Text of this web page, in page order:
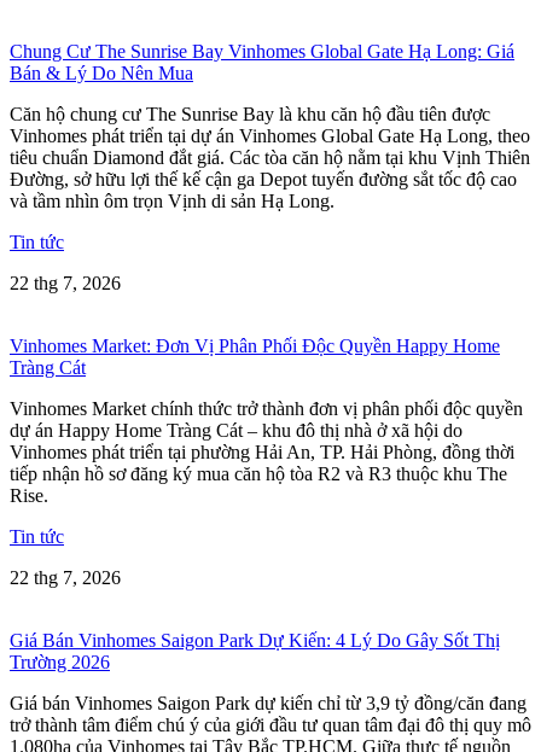
Chung Cư The Sunrise Bay Vinhomes Global Gate Hạ Long: Giá
Bán & Lý Do Nên Mua
Căn hộ chung cư The Sunrise Bay là khu căn hộ đầu tiên được
Vinhomes phát triển tại dự án Vinhomes Global Gate Hạ Long, theo
tiêu chuẩn Diamond đắt giá. Các tòa căn hộ nằm tại khu Vịnh Thiên
Đường, sở hữu lợi thế kế cận ga Depot tuyến đường sắt tốc độ cao
và tầm nhìn ôm trọn Vịnh di sản Hạ Long.
Tin tức
22 thg 7, 2026
Vinhomes Market: Đơn Vị Phân Phối Độc Quyền Happy Home
Tràng Cát
Vinhomes Market chính thức trở thành đơn vị phân phối độc quyền
dự án Happy Home Tràng Cát – khu đô thị nhà ở xã hội do
Vinhomes phát triển tại phường Hải An, TP. Hải Phòng, đồng thời
tiếp nhận hồ sơ đăng ký mua căn hộ tòa R2 và R3 thuộc khu The
Rise.
Tin tức
22 thg 7, 2026
Giá Bán Vinhomes Saigon Park Dự Kiến: 4 Lý Do Gây Sốt Thị
Trường 2026
Giá bán Vinhomes Saigon Park dự kiến chỉ từ 3,9 tỷ đồng/căn đang
trở thành tâm điểm chú ý của giới đầu tư quan tâm đại đô thị quy mô
1.080ha của Vinhomes tại Tây Bắc TP.HCM. Giữa thực tế nguồn